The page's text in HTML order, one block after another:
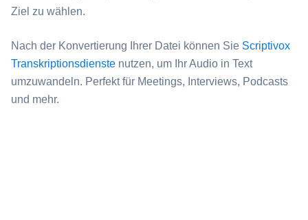
Ziel zu wählen.
Nach der Konvertierung Ihrer Datei können Sie Scriptivox
Transkriptionsdienste nutzen, um Ihr Audio in Text
umzuwandeln. Perfekt für Meetings, Interviews, Podcasts
und mehr.